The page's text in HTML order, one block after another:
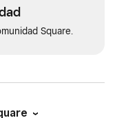
Square.